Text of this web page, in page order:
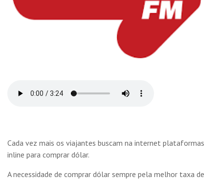
Cada vez mais os viajantes buscam na internet plataformas
inline para comprar dólar.
A necessidade de comprar dólar sempre pela melhor taxa de